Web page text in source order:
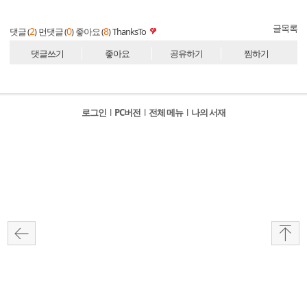
댓글 (2) 먼댓글 (0) 좋아요 (8)ThanksTo 글목록
댓글쓰기 좋아요 공유하기 찜하기
로그인 l PC버전 l 전체 메뉴 l 나의 서재